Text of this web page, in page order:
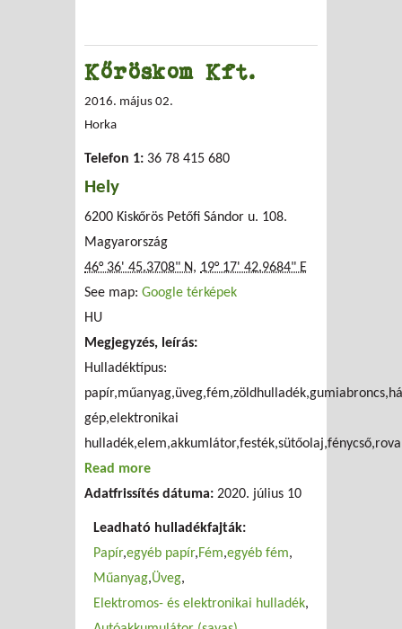
Kőröskom Kft.
2016. május 02.
Horka
Telefon 1: 36 78 415 680
Hely
6200 Kiskőrös Petőfi Sándor u. 108.
Magyarország
46° 36' 45.3708" N, 19° 17' 42.9684" E
See map: Google térképek
HU
Megjegyzés, leírás:
Hulladéktípus:
gép,elektronikai
Read more
Adatfrissítés dátuma: 2020. július 10
Leadható hulladékfajták:
Papír egyéb papír Fém egyéb fém
Műanyag Üveg
Elektromos- és elektronikai hulladék